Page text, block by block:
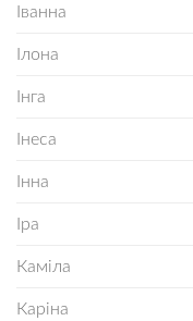
Іванна
Ілона
Інга
Інеса
Інна
Іра
Каміла
Каріна